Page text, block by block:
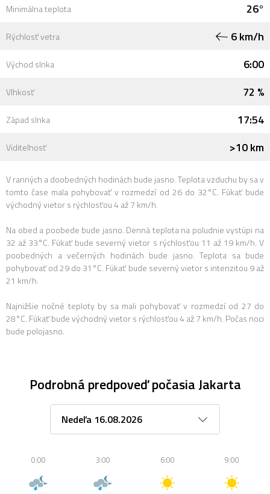
Minimálna teplota 26°
Rýchlosť vetra 6 km/h
Východ slnka 6:00
Vlhkosť 72 %
Západ slnka 17:54
Viditeľnosť >10 km
V ranných a doobedných hodinách bude jasno. Teplota vzduchu by sa v
tomto čase mala pohybovať v rozmedzí od 26 do 32°C. Fúkať bude
východný vietor s rýchlosťou 4 až 7 km/h.
Na obed a poobede bude jasno. Denná teplota na poludnie vystúpi na
32 až 33°C. Fúkať bude severný vietor s rýchlosťou 11 až 19 km/h. V
poobedných a večerných hodinách bude jasno. Teplota sa bude
pohybovať od 29 do 31°C. Fúkať bude severný vietor s intenzitou 9 až
21 km/h.
Najnižšie nočné teploty by sa mali pohybovať v rozmedzí od 27 do
28°C. Fúkať bude východný vietor s rýchlosťou 4 až 7 km/h. Počas noci
bude polojasno.
Podrobná predpoveď počasia Jakarta
0:00 3:00 6:00 9:00